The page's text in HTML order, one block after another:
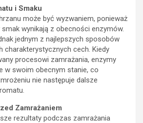
i Smaku
może być wyzwaniem, ponieważ
wynikają z obecności enzymów.
jednym z najlepszych sposobów
charakterystycznych cech. Kiedy
procesowi zamrażania, enzymy
w swoim obecnym stanie, co
nie następuje dalsze
Zamrażaniem
rezultaty podczas zamrażania